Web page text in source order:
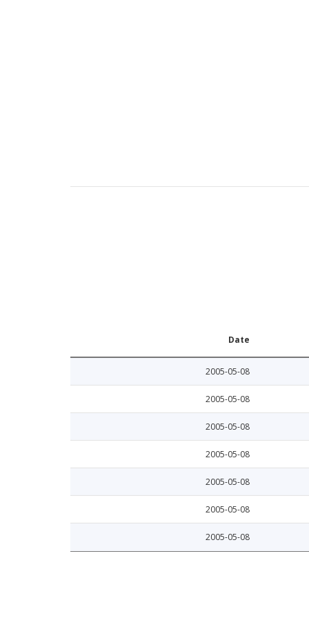
Date
2005-05-08
2005-05-08
2005-05-08
2005-05-08
2005-05-08
2005-05-08
2005-05-08